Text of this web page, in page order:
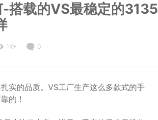
搭载的VS最稳定的3135
1K+ 0
实的品质。VS工厂生产这么多款式的手
的！